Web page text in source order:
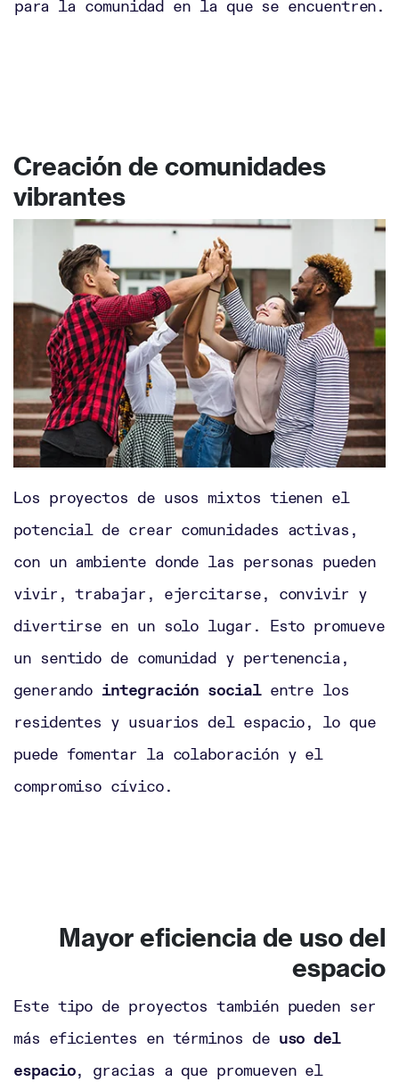
para la comunidad en la que se encuentren.
jerseys asu football jersey ohio state
jersey Ohio State Team Jersey
custom made football jerseys florida
state football jersey
Creación de comunidades
vibrantes
Los proyectos de usos mixtos tienen el
potencial de crear comunidades activas,
con un ambiente donde las personas pueden
vivir, trabajar, ejercitarse, convivir y
divertirse en un solo lugar. Esto promueve
un sentido de comunidad y pertenencia,
generando integración socialentre los
residentes y usuarios del espacio, lo que
puede fomentar la colaboración y el
compromiso cívico.
Mayor eficiencia de uso del
espacio
Este tipo de proyectos también pueden ser
más eficientes en términos de uso del
espacio, gracias a que promueven el